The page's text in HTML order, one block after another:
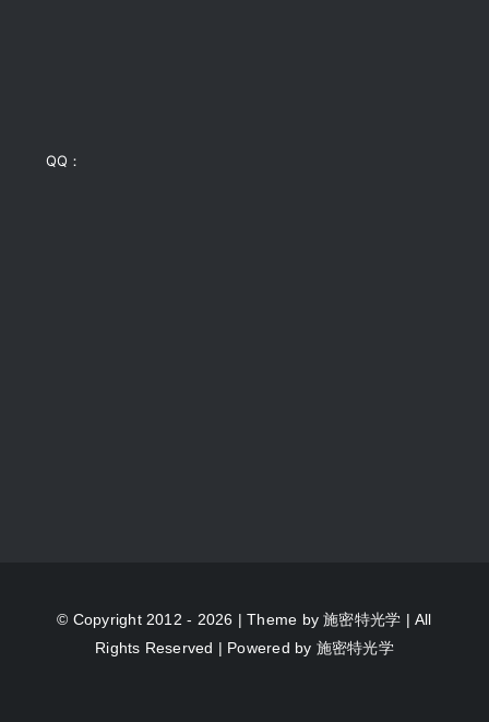
QQ：
© Copyright 2012 - 2026 | Theme by施密特光学 | All
Rights Reserved | Powered by 施密特光学